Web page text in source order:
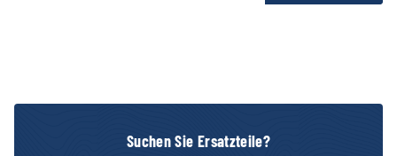
Suchen Sie Ersatzteile?